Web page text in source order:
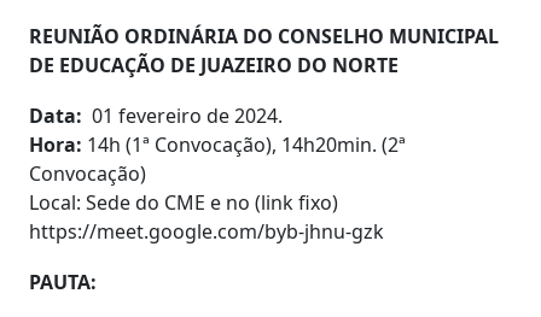
REUNIÃO ORDINÁRIA DO CONSELHO MUNICIPAL
DE EDUCAÇÃO DE JUAZEIRO DO NORTE
Data: 01 fevereiro de 2024.
Hora: 14h (1ª Convocação), 14h20min. (2ª
Convocação)
Local: Sede do CME e no (link fixo)
https://meet.google.com/byb-jhnu-gzk
PAUTA: